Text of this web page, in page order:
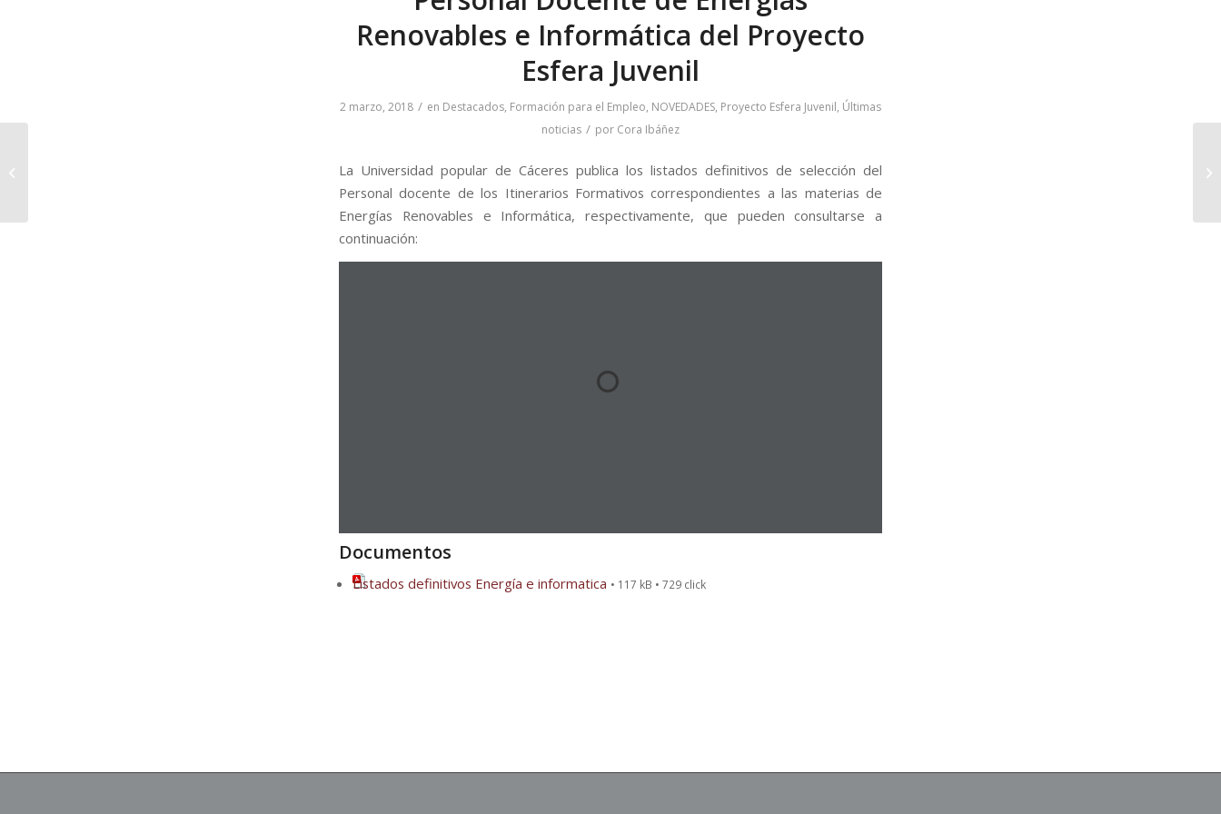
Renovables e Informática del Proyecto
Esfera Juvenil
2 marzo, 2018 / en Destacados, Formación para el Empleo, NOVEDADES, Proyecto Esfera Juvenil, Últimas
noticias / por Cora Ibáñez
La Universidad popular de Cáceres publica los listados definitivos de selección del
Personal docente de los Itinerarios Formativos correspondientes a las materias de
Energías Renovables e Informática, respectivamente, que pueden consultarse a
continuación:
Documentos
Listados definitivos Energía e informatica • 117 kB • 729 click